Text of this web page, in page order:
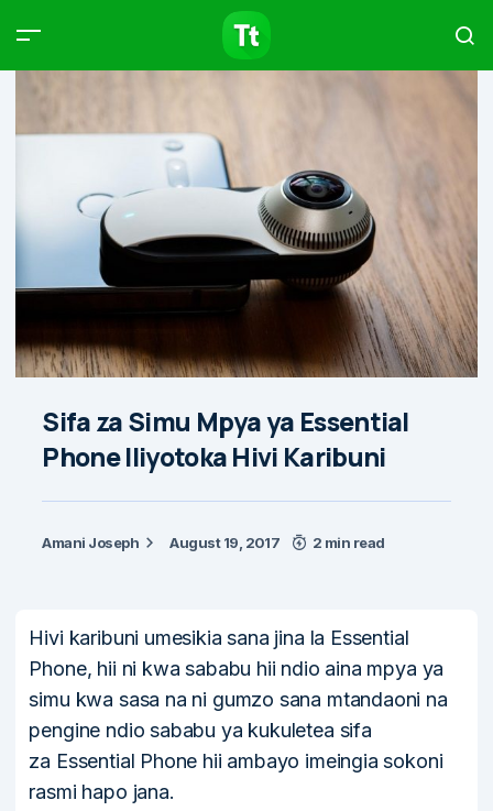
Sifa za Simu Mpya ya Essential
Phone Iliyotoka Hivi Karibuni
Amani Joseph August 19, 2017 2 min read
Hivi karibuni umesikia sana jina la Essential
Phone, hii ni kwa sababu hii ndio aina mpya ya
simu kwa sasa na ni gumzo sana mtandaoni na
pengine ndio sababu ya kukuletea sifa
za Essential Phone hii ambayo imeingia sokoni
rasmi hapo jana.
Products Articles
Type to start searching…